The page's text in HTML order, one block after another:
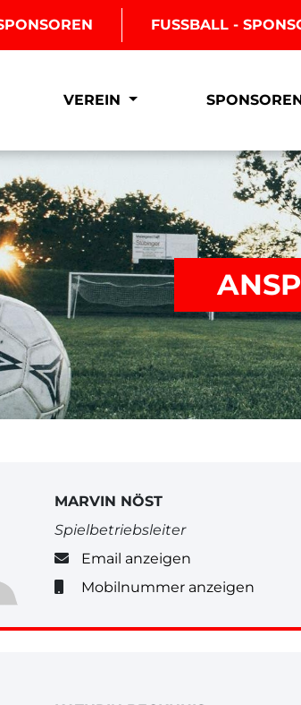
FUSSBALL -
VEREIN
MARVIN NÖST
Spielbetriebsleiter
Email anzeigen
Mobilnummer anzeigen